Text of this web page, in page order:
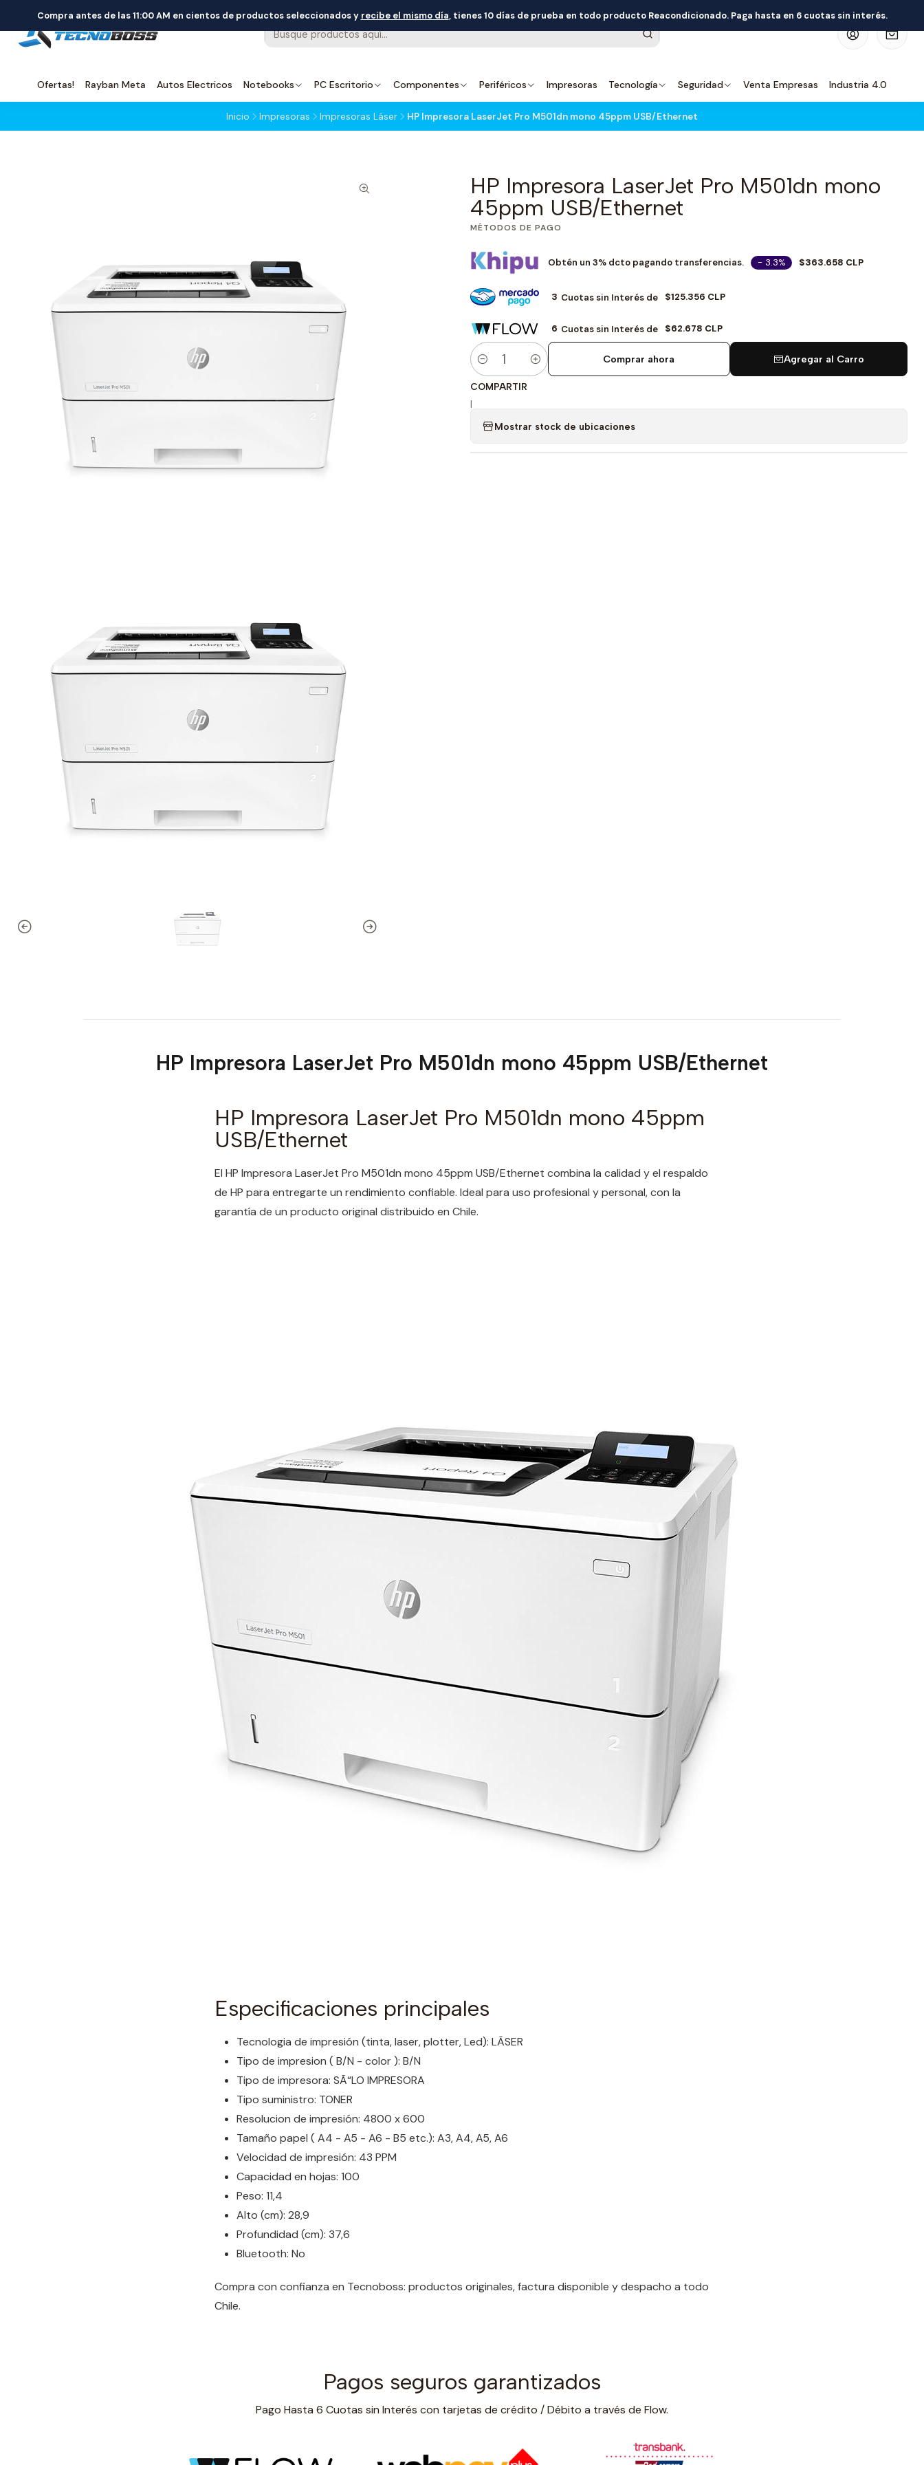
Ofertas! Rayban Meta Autos Electricos Notebooks PC Escritorio Componentes Periféricos Impresoras Tecnología Seguridad Venta Empresas Industria 4.0
Compra antes de las 11:00 AM en cientos de productos seleccionados y recibe el mismo día, tienes 10 días de prueba en todo producto Reacondicionado. Paga hasta en 6 cuotas sin interés.
Inicio Impresoras Impresoras Láser HP Impresora LaserJet Pro M501dn mono 45ppm USB/Ethernet
HP Impresora LaserJet Pro M501dn mono
45ppm USB/Ethernet
MÉTODOS DE PAGO
Obtén un 3% dcto pagando transferencias. - 3.3% $363.658 CLP
3 Cuotas sin Interés de $125.356 CLP
6 Cuotas sin Interés de $62.678 CLP
Cantidad
Agregar al Carro
Comprar ahora
COMPARTIR
|
Mostrar stock de ubicaciones
HP Impresora LaserJet Pro M501dn mono 45ppm USB/Ethernet
HP Impresora LaserJet Pro M501dn mono 45ppm
USB/Ethernet
El HP Impresora LaserJet Pro M501dn mono 45ppm USB/Ethernet combina la calidad y el respaldo
de HP para entregarte un rendimiento confiable. Ideal para uso profesional y personal, con la
garantía de un producto original distribuido en Chile.
Especificaciones principales
Tecnologia de impresión (tinta, laser, plotter, Led): LÃSER
Tipo de impresion ( B/N - color ): B/N
Tipo de impresora: SÃ“LO IMPRESORA
Tipo suministro: TONER
Resolucion de impresión: 4800 x 600
Tamaño papel ( A4 - A5 - A6 - B5 etc.): A3, A4, A5, A6
Velocidad de impresión: 43 PPM
Capacidad en hojas: 100
Peso: 11,4
Alto (cm): 28,9
Profundidad (cm): 37,6
Bluetooth: No
Compra con confianza en Tecnoboss: productos originales, factura disponible y despacho a todo
Chile.
Pagos seguros garantizados
Pago Hasta 6 Cuotas sin Interés con tarjetas de crédito / Débito a través de Flow.